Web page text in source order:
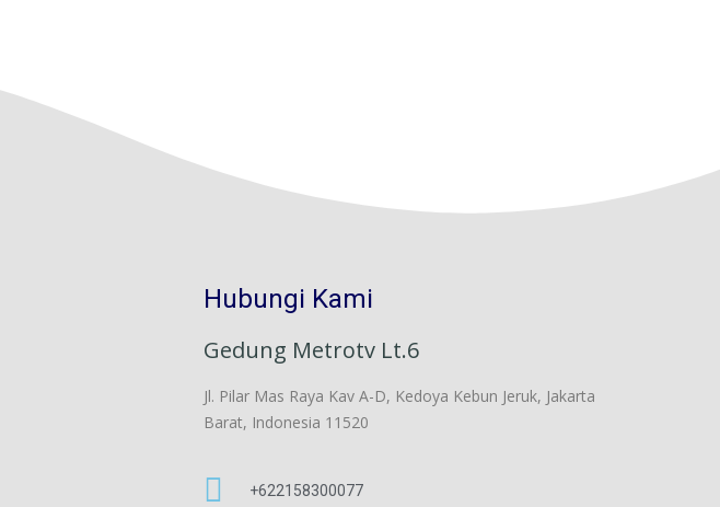
Hubungi Kami
Gedung Metrotv Lt.6
Jl. Pilar Mas Raya Kav A-D, Kedoya Kebun Jeruk, Jakarta
Barat, Indonesia 11520
+622158300077